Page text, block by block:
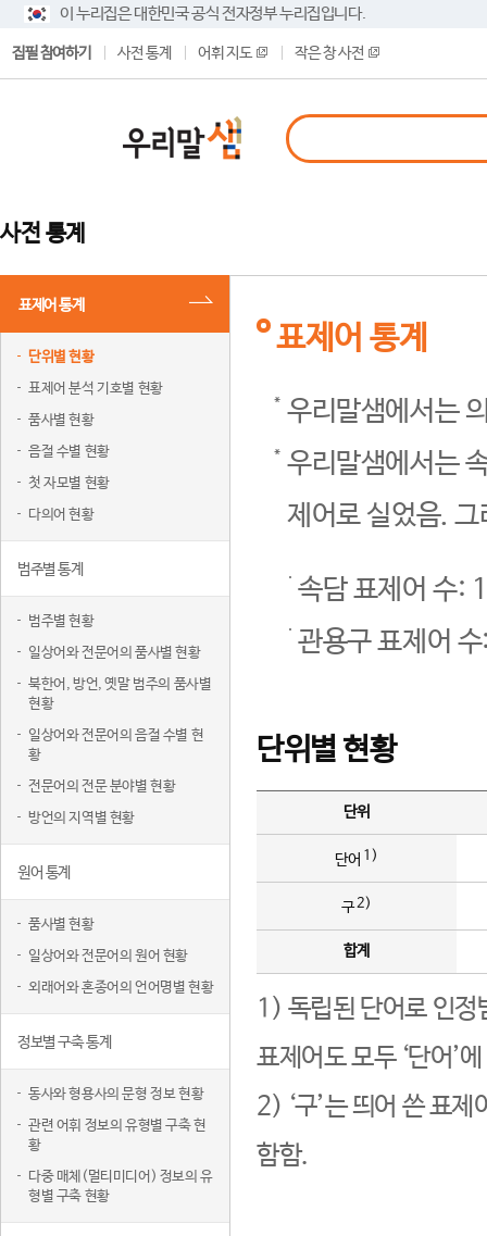
이 누리집은 대한민국 공식 전자정부 누리집입니다.
집필 참여하기 사전 통계 어휘 지도 작은 창 사전
사전 통계
표제어 통계
단위별 현황
표제어 분석 기호별 현황
품사별 현황
음절 수별 현황
첫 자모별 현황
다의어 현황
범주별 통계
범주별 현황
일상어와 전문어의 품사별 현황
북한어, 방언, 옛말 범주의 품사별
현황
일상어와 전문어의 음절 수별 현
황
전문어의 전문 분야별 현황
방언의 지역별 현황
원어 통계
품사별 현황
일상어와 전문어의 원어 현황
외래어와 혼종어의 언어명별 현황
정보별 구축 통계
동사와 형용사의 문형 정보 현황
관련 어휘 정보의 유형별 구축 현
황
다중 매체(멀티미디어) 정보의 유
형별 구축 현황
표제어 통계
우리말샘에서는
우리말샘에서는
제어로 실었음.
속담 표제어 수:
관용구 표제어
단위별 현황
단위
단어 1)
구2)
합계
1) 독립된 단어로 인정
표제어도 모두 ‘단어’
2) ‘구’는 띄어 쓴 표
함함.